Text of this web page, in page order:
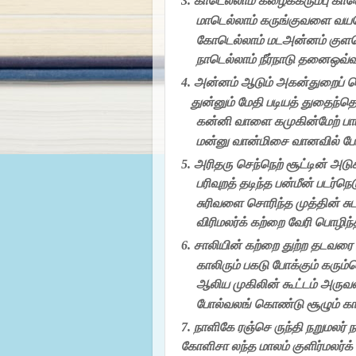
மாடெல்லாம் கருங்குவளை
கோடெல்லாம் மடஅன்னம்
நாடெல்லாம் நீர்நாடு
4. அன்னம் ஆடும் அகன்துறைப்
துன்னும் மேதி படியத்
கன்னி வாளை கமுகின்மேற்
மன்னு வான்மிசை வானவில்
5. அரிதரு செந்நெற் சூட்டின்
பரிவுறத் தடிந்த பன்மீன்
சுரிவளை சொரிந்த முத்தின்
விரிமலர்க் கற்றை வேரி
6. சாலியின் கற்றை துற்ற தடவரை
காலிரும் பகடு போக்கும்
ஆலிய முகிலின் கூட்டம்
போல்வலங் கொண்டு சூழும்
7. நாளிகே ரஞ்செ ருந்தி நறுமலர்
கோளிசா லந்த மாலம் குளிர்மலர்க்